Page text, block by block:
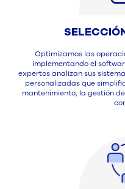
Optimizamos las
implementando el
expertos analizan sus
personalizadas que
mantenimiento, la gestión